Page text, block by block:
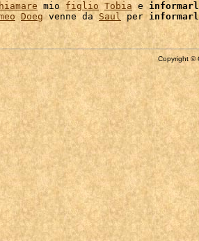
mio figlio Tobia e
Doeg venne da Saul per
Copyright ©